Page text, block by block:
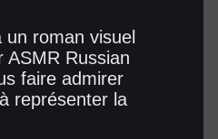
roman visuel
ASMR Russian
faire admirer
représenter la